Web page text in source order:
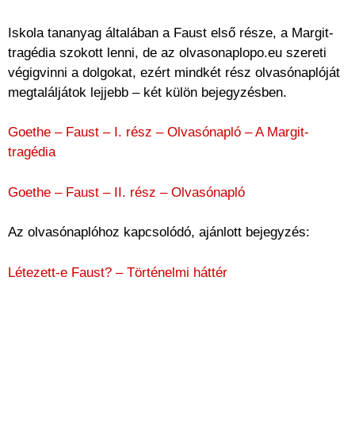
Iskola tananyag általában a Faust első része, a Margit-
tragédia szokott lenni, de az olvasonaplopo.eu szereti
végigvinni a dolgokat, ezért mindkét rész olvasónaplóját
megtaláljátok lejjebb – két külön bejegyzésben.
Goethe – Faust – I. rész – Olvasónapló – A Margit-
tragédia
Goethe – Faust – II. rész – Olvasónapló
Az olvasónaplóhoz kapcsolódó, ajánlott bejegyzés:
Létezett-e Faust? – Történelmi háttér